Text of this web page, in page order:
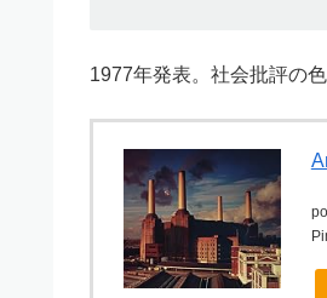
1977年発表。社会批評の